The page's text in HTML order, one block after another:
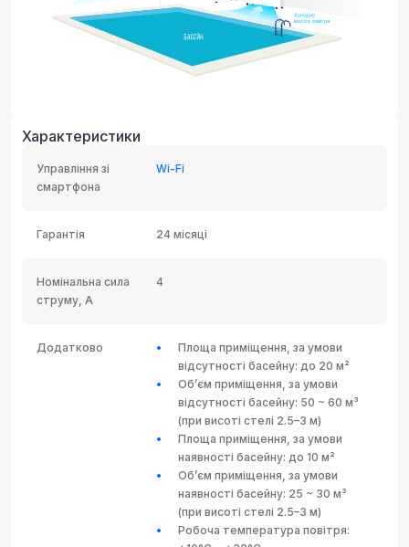
Характеристики
Управління зі
смартфона
Wi-Fi
Гарантія 24 місяці
Номінальна сила
струму, А
4
Додатково
Площа приміщення, за умови
відсутності басейну: до 20 м²
Об’єм приміщення, за умови
відсутності басейну: 50 ~ 60 м³
(при висоті стелі 2.5–3 м)
Площа приміщення, за умови
наявності басейну: до 10 м²
Об’єм приміщення, за умови
наявності басейну: 25 ~ 30 м³
(при висоті стелі 2.5–3 м)
Робоча температура повітря: